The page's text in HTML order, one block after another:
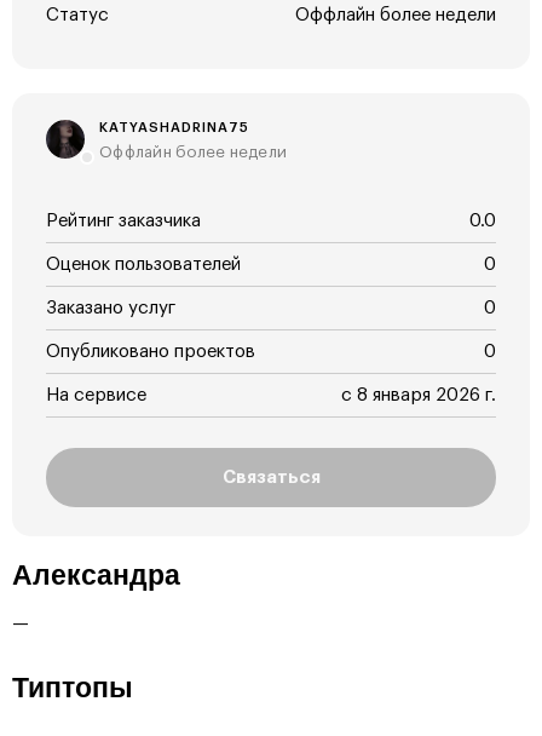
Статус Оффлайн более недели
KATYASHADRINA75
Оффлайн более недели
Рейтинг заказчика 0.0
Оценок пользователей 0
Заказано услуг 0
Опубликовано проектов 0
На сервисе с 8 января 2026 г.
Связаться
Александра
—
Типтопы